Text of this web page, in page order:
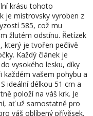
krásu tohoto
je mistrovsky vyroben z
585, což mu
žlutém odstínu. Řetízek
který je tvořen pečlivě
Každý článek je
vysokého lesku, díky
vašem pohybu a
ideální délkou 51 cm a
položí na váš krk. Je
ať už samostatně pro
váš oblíbený přívěsek.